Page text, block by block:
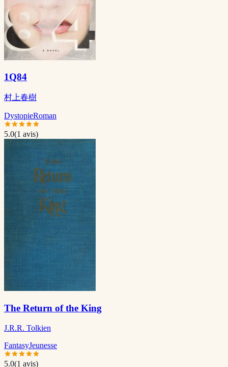
1Q84
村上春樹
DystopieRoman
5.0(1 avis)
The Return of the King
J.R.R. Tolkien
FantasyJeunesse
5.0(1 avis)